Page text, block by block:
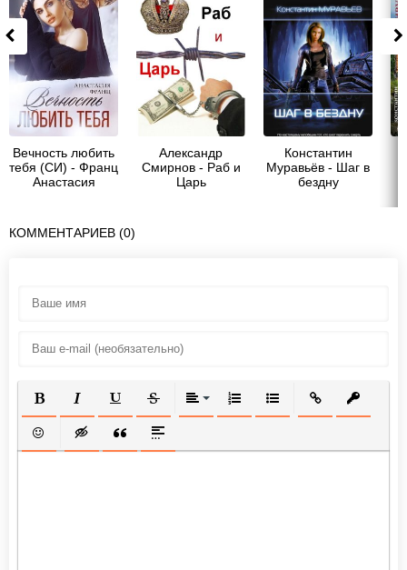
Вечность любить
тебя (СИ) - Франц
Анастасия
Александр
Смирнов - Раб и
Царь
Константин
Муравьёв - Шаг в
бездну
КОММЕНТАРИЕВ (0)
ПОЛУЖИРНЫЙ
КУРСИВПОДЧЕРКНУТЫЙ
ЗАЧЕРКНУТЫЙВЫРАВНИВАНИЕ
НУМЕРОВАННЫЙ СПИСОК
МАРКИРОВАННЫЙ
ВСТАВИТЬ
ВСТАВИТЬ СМАЙЛИК
ВСТАВКА СКРЫТОГО ТЕКСТА
ВСТАВКА ЦИТАТЫ
ВСТАВКА СПОЙЛЕРА